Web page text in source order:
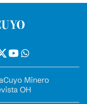
Cuyo Minero
OH